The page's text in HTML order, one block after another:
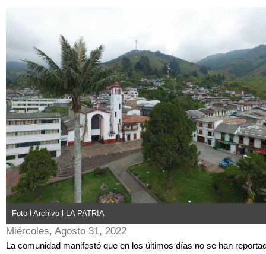
Foto l Archivo l LA PATRIA
Miércoles, Agosto 31, 2022
La comunidad manifestó que en los últimos días no se han